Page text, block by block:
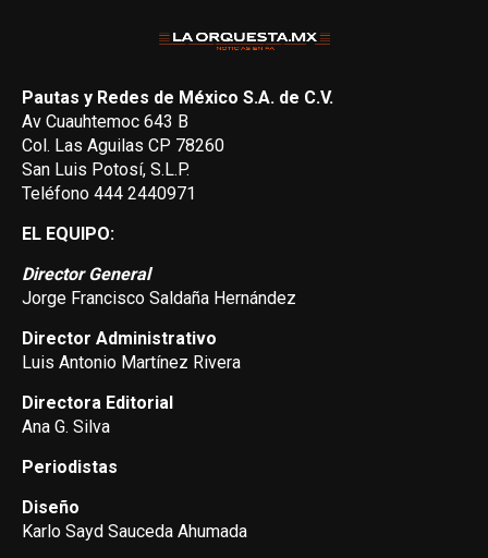
Pautas y Redes de México S.A. de C.V.
Av Cuauhtemoc 643 B
Col. Las Aguilas CP 78260
San Luis Potosí, S.L.P.
Teléfono 444 2440971
EL EQUIPO:
Director General
Jorge Francisco Saldaña Hernández
Director Administrativo
Luis Antonio Martínez Rivera
Directora Editorial
Ana G. Silva
Periodistas
Diseño
Karlo Sayd Sauceda Ahumada